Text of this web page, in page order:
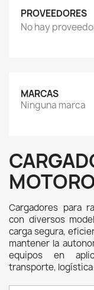
PROVEEDORES
No hay
MARCAS
Ninguna marca
Cargadores para
con diversos
carga segura,
mantener la
equipos en
transporte,